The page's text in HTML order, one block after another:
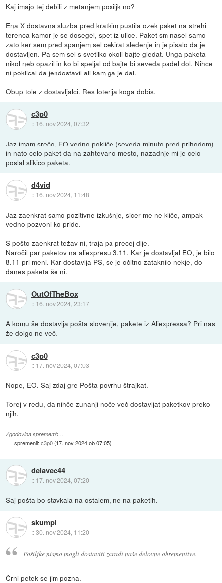
Kaj imajo tej debili z metanjem posiljk no?
Ena X dostavna sluzba pred kratkim pustila ozek paket na strehi
terenca kamor je se dosegel, spet iz ulice. Paket sm nasel samo
zato ker sem pred spanjem sel cekirat sledenje in je pisalo da je
dostavljen. Pa sem sel s svetilko okoli bajte gledat. Unga paketa
nikol neb opazil in ko bi speljal od bajte bi seveda padel dol. Nihce
ni poklical da jendostavil ali kam ga je dal.
Obup tole z dostavljalci. Res loterija koga dobis.
c3p0
:: 16. nov 2024, 07:32
Jaz imam srečo, EO vedno pokliče (seveda minuto pred prihodom)
in nato celo paket da na zahtevano mesto, nazadnje mi je celo
poslal slikico paketa.
d4vid
:: 16. nov 2024, 11:48
Jaz zaenkrat samo pozitivne izkušnje, sicer me ne kliče, ampak
vedno pozvoni ko pride.
S pošto zaenkrat težav ni, traja pa precej dlje.
Naročil par paketov na aliexpresu 3.11. Kar je dostavljal EO, je bilo
8.11 pri meni. Kar dostavlja PS, se je očitno zataknilo nekje, do
danes paketa še ni.
OutOfTheBox
:: 16. nov 2024, 23:17
A komu še dostavlja pošta slovenije, pakete iz Aliexpressa? Pri nas
že dolgo ne več.
c3p0
:: 17. nov 2024, 07:03
Nope, EO. Saj zdaj gre Pošta povrhu štrajkat.
Torej v redu, da nihče zunanji noče več dostavljat paketkov preko
njih.
Zgodovina sprememb…
spremenil:c3p0(17. nov 2024 ob 07:05)
delavec44
:: 17. nov 2024, 07:20
Saj pošta bo stavkala na ostalem, ne na paketih.
skumpl
::30. nov 2024, 11:20
Pošiljke nismo mogli dostaviti zaradi naše delovne obremenitve.
Črni petek se jim pozna.